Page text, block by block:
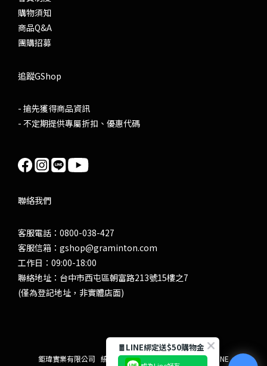
購物須知
商品Q&A
團購招募
追蹤GShop
- 搶先獲得商品資訊
- 不定期提供專屬折扣、優惠代碼
聯絡我們
客服電話：0800-038-427
客服信箱：gshop@graminton.com
工作日：09:00-18:00
聯絡地址：台中市西屯區朝富路213號15樓之7
(僅為登記地址，非實體店面)
鉅瑋實業有限公司 統編:86983992 Powered by SHOPLINE
🧧LINE綁定送$50購物金